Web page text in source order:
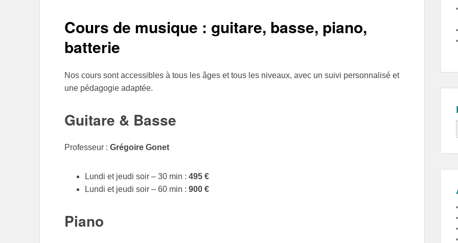
Cours de musique : guitare, basse, piano,
batterie
Nos cours sont accessibles à tous les âges et tous les niveaux, avec un suivi personnalisé et
une pédagogie adaptée.
Guitare & Basse
Professeur : Grégoire Gonet
Lundi et jeudi soir – 30 min : 495 €
Lundi et jeudi soir – 60 min : 900 €
Piano